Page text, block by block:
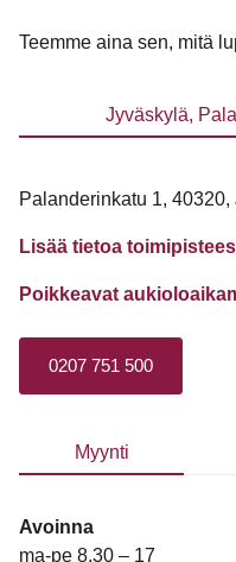
Teemme aina sen, mitä
Jyväskylä,
Palanderinkatu 1, 40320,
Lisää tietoa
Poikkeavat
0207 751 500
Myynti
Avoinna
ma-pe 8.30 – 17